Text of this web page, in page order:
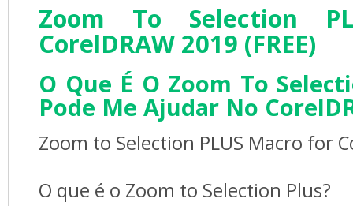
Zoom To Selection
CorelDRAW 2019 (FREE)
O Que É O Zoom To
Pode Me Ajudar No
Zoom to Selection PLUS Macro for
O que é o Zoom to Selection Plus?